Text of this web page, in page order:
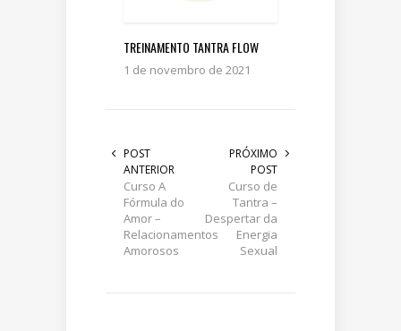
TREINAMENTO TANTRA FLOW
1 de novembro de 2021
POST
ANTERIOR
Curso A
Fórmula do
Amor –
Relacionamentos
Amorosos
PRÓXIMO
POST
Curso de
Tantra –
Despertar da
Energia
Sexual